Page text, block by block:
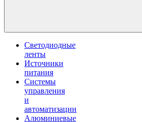
Светодиодные
ленты
Источники
питания
Системы
управления
и
автоматизации
Алюминиевые